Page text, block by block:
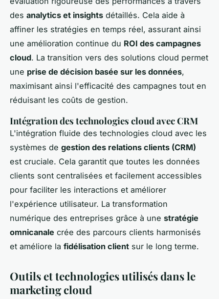
des analytics et insights détaillés. Cela aide à
affiner les stratégies en temps réel, assurant ainsi
une amélioration continue du ROI des campagnes
cloud. La transition vers des solutions cloud permet
une prise de décision basée sur les données,
maximisant ainsi l'efficacité des campagnes tout en
réduisant les coûts de gestion.
Intégration des technologies cloud avec CRM
L'intégration fluide des technologies cloud avec les
systèmes de gestion des relations clients (CRM)
est cruciale. Cela garantit que toutes les données
clients sont centralisées et facilement accessibles
pour faciliter les interactions et améliorer
l'expérience utilisateur. La transformation
numérique des entreprises grâce à une stratégie
omnicanale crée des parcours clients harmonisés
et améliore la fidélisation client sur le long terme.
Outils et technologies utilisés dans le
marketing cloud